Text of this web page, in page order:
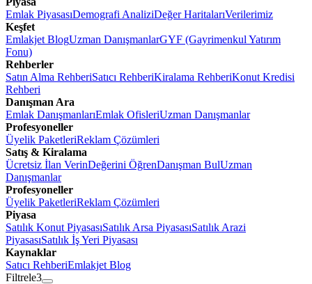
Emlak PiyasasıDemografi AnaliziDeğer HaritalarıVerilerimiz
Keşfet
Emlakjet BlogUzman DanışmanlarGYF (Gayrimenkul Yatırım
Fonu)
Rehberler
Satın Alma RehberiSatıcı RehberiKiralama RehberiKonut Kredisi
Rehberi
Danışman Ara
Emlak DanışmanlarıEmlak OfisleriUzman Danışmanlar
Profesyoneller
Üyelik PaketleriReklam Çözümleri
Satış & Kiralama
Ücretsiz İlan VerinDeğerini ÖğrenDanışman BulUzman
Danışmanlar
Profesyoneller
Üyelik PaketleriReklam Çözümleri
Piyasa
Satılık Konut PiyasasıSatılık Arsa PiyasasıSatılık Arazi
PiyasasıSatılık İş Yeri Piyasası
Kaynaklar
Satıcı RehberiEmlakjet Blog
Filtrele3